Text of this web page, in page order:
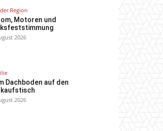
Region
Motoren und
2026
Dachboden auf den
2026